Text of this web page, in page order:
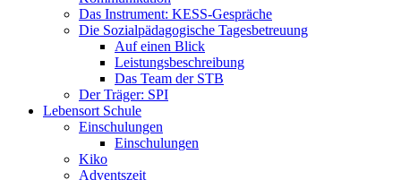
Das Instrument: KESS-Gespräche
Die Sozialpädagogische Tagesbetreuung
Auf einen Blick
Leistungsbeschreibung
Das Team der STB
Der Träger: SPI
Lebensort Schule
Einschulungen
Einschulungen
Kiko
Adventszeit